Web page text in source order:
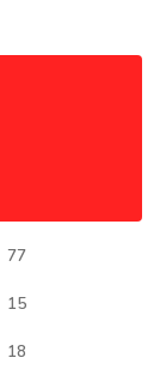
77
15
18